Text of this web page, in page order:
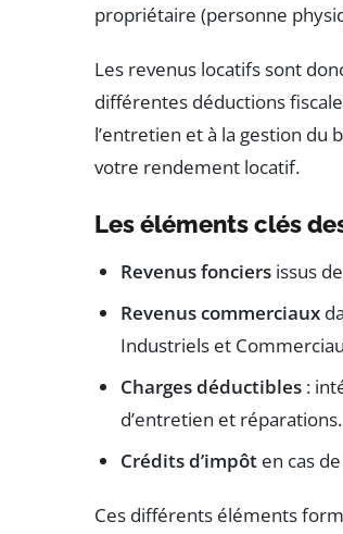
propriétaire (personne
Les revenus locatifs sont
différentes déductions
l’entretien et à la gestion du
votre rendement locatif.
Les éléments clés
Revenus fonciers issus
Revenus commerciaux
Industriels et
Charges déductibles :
d’entretien et réparations.
Crédits d’impôt en cas
Ces différents éléments